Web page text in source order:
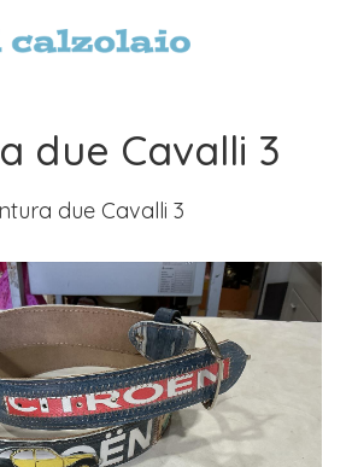
due Cavalli 3
due Cavalli 3